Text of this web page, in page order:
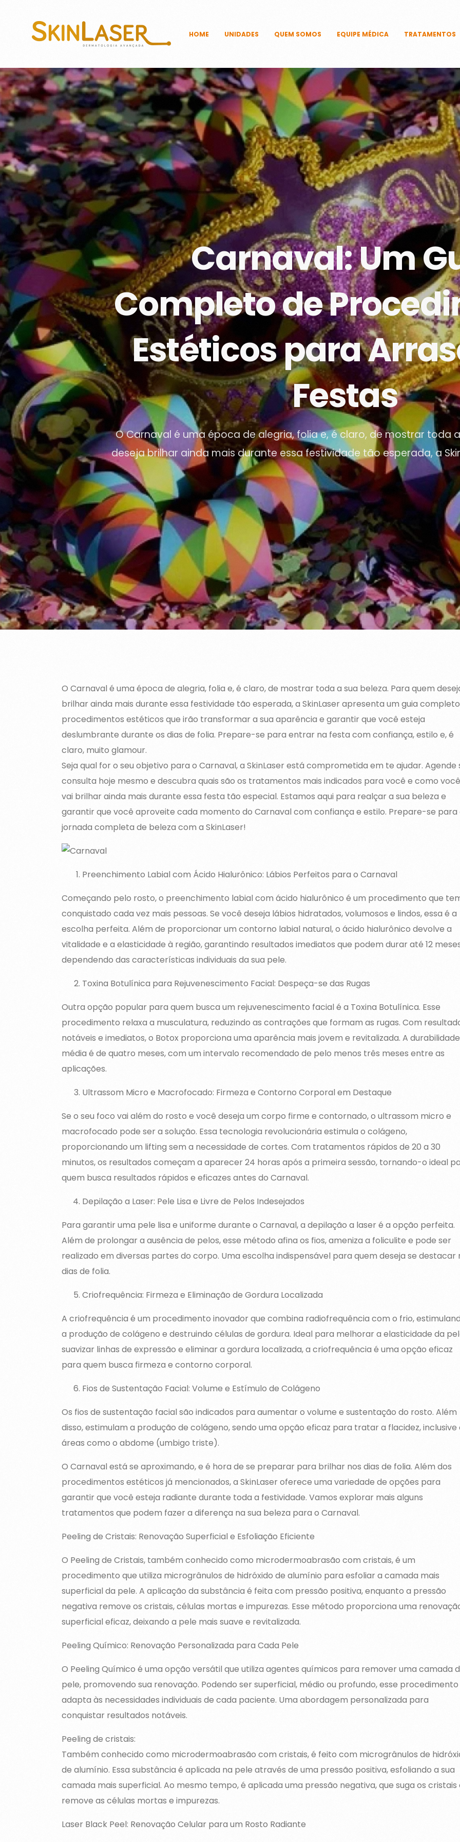
HOME UNIDADES QUEM SOMOS EQUIPE MÉDICA TRATAMENTOS
CAPILARES
CORPORAIS
FACIAIS
ÍNTIMOS
UNHAS
Carnaval: Um
Completo de
Estéticos para
Festas
O Carnaval é uma época de alegria, folia e, é claro, de mostrar toda
deseja brilhar ainda mais durante essa festividade tão esperada, a
O Carnaval é uma época de alegria, folia e, é claro, de mostrar toda a sua beleza. Para quem
brilhar ainda mais durante essa festividade tão esperada, a SkinLaser apresenta um guia
procedimentos estéticos que irão transformar a sua aparência e garantir que você esteja
deslumbrante durante os dias de folia. Prepare-se para entrar na festa com confiança, estilo e, é
claro, muito glamour.
Seja qual for o seu objetivo para o Carnaval, a SkinLaser está comprometida em te ajudar. Agende
consulta hoje mesmo e descubra quais são os tratamentos mais indicados para você e como você
vai brilhar ainda mais durante essa festa tão especial. Estamos aqui para realçar a sua beleza e
garantir que você aproveite cada momento do Carnaval com confiança e estilo. Prepare-se para
jornada completa de beleza com a SkinLaser!
Preenchimento Labial com Ácido Hialurônico: Lábios Perfeitos para o Carnaval
Começando pelo rosto, o preenchimento labial com ácido hialurônico é um procedimento que
conquistado cada vez mais pessoas. Se você deseja lábios hidratados, volumosos e lindos, essa é a
escolha perfeita. Além de proporcionar um contorno labial natural, o ácido hialurônico devolve a
vitalidade e a elasticidade à região, garantindo resultados imediatos que podem durar até 12
dependendo das características individuais da sua pele.
Toxina Botulínica para Rejuvenescimento Facial: Despeça-se das Rugas
Outra opção popular para quem busca um rejuvenescimento facial é a Toxina Botulínica. Esse
procedimento relaxa a musculatura, reduzindo as contrações que formam as rugas. Com
notáveis e imediatos, o Botox proporciona uma aparência mais jovem e revitalizada. A durabilidade
média é de quatro meses, com um intervalo recomendado de pelo menos três meses entre as
aplicações.
Ultrassom Micro e Macrofocado: Firmeza e Contorno Corporal em Destaque
Se o seu foco vai além do rosto e você deseja um corpo firme e contornado, o ultrassom micro e
macrofocado pode ser a solução. Essa tecnologia revolucionária estimula o colágeno,
proporcionando um lifting sem a necessidade de cortes. Com tratamentos rápidos de 20 a 30
minutos, os resultados começam a aparecer 24 horas após a primeira sessão, tornando-o ideal
quem busca resultados rápidos e eficazes antes do Carnaval.
Depilação a Laser: Pele Lisa e Livre de Pelos Indesejados
Para garantir uma pele lisa e uniforme durante o Carnaval, a depilação a laser é a opção perfeita.
Além de prolongar a ausência de pelos, esse método afina os fios, ameniza a foliculite e pode ser
realizado em diversas partes do corpo. Uma escolha indispensável para quem deseja se destacar
dias de folia.
Criofrequência: Firmeza e Eliminação de Gordura Localizada
A criofrequência é um procedimento inovador que combina radiofrequência com o frio,
a produção de colágeno e destruindo células de gordura. Ideal para melhorar a elasticidade da
suavizar linhas de expressão e eliminar a gordura localizada, a criofrequência é uma opção eficaz
para quem busca firmeza e contorno corporal.
Fios de Sustentação Facial: Volume e Estímulo de Colágeno
Os fios de sustentação facial são indicados para aumentar o volume e sustentação do rosto. Além
disso, estimulam a produção de colágeno, sendo uma opção eficaz para tratar a flacidez, inclusive
áreas como o abdome (umbigo triste).
O Carnaval está se aproximando, e é hora de se preparar para brilhar nos dias de folia. Além dos
procedimentos estéticos já mencionados, a SkinLaser oferece uma variedade de opções para
garantir que você esteja radiante durante toda a festividade. Vamos explorar mais alguns
tratamentos que podem fazer a diferença na sua beleza para o Carnaval.
Peeling de Cristais: Renovação Superficial e Esfoliação Eficiente
O Peeling de Cristais, também conhecido como microdermoabrasão com cristais, é um
procedimento que utiliza microgrânulos de hidróxido de alumínio para esfoliar a camada mais
superficial da pele. A aplicação da substância é feita com pressão positiva, enquanto a pressão
negativa remove os cristais, células mortas e impurezas. Esse método proporciona uma
superficial eficaz, deixando a pele mais suave e revitalizada.
Peeling Químico: Renovação Personalizada para Cada Pele
O Peeling Químico é uma opção versátil que utiliza agentes químicos para remover uma camada
pele, promovendo sua renovação. Podendo ser superficial, médio ou profundo, esse procedimento
adapta às necessidades individuais de cada paciente. Uma abordagem personalizada para
conquistar resultados notáveis.
Peeling de cristais:
Também conhecido como microdermoabrasão com cristais, é feito com microgrânulos de
de alumínio. Essa substância é aplicada na pele através de uma pressão positiva, esfoliando a sua
camada mais superficial. Ao mesmo tempo, é aplicada uma pressão negativa, que suga os cristais
remove as células mortas e impurezas.
Laser Black Peel: Renovação Celular para um Rosto Radiante